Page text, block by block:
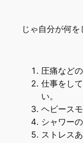
じゃ自分が何を
圧痛など
仕事をし
い。
ヘビース
シャワー
ストレス